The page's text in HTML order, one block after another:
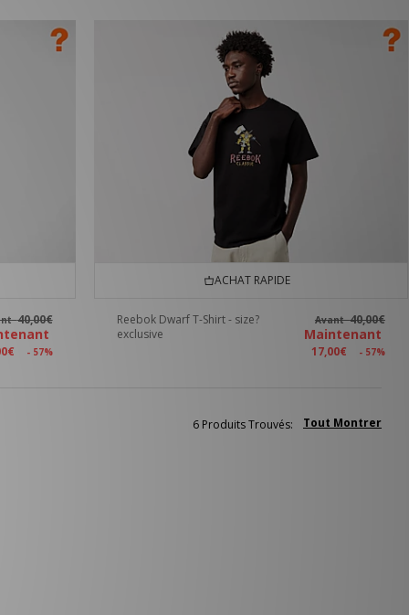
40,00€
- 57%
ACHAT RAPIDE
Reebok Dwarf T-Shirt - size?
exclusive
Avant40,00€
Maintenant
17,00€ - 57%
Tout Montrer
6 Produits Trouvés: